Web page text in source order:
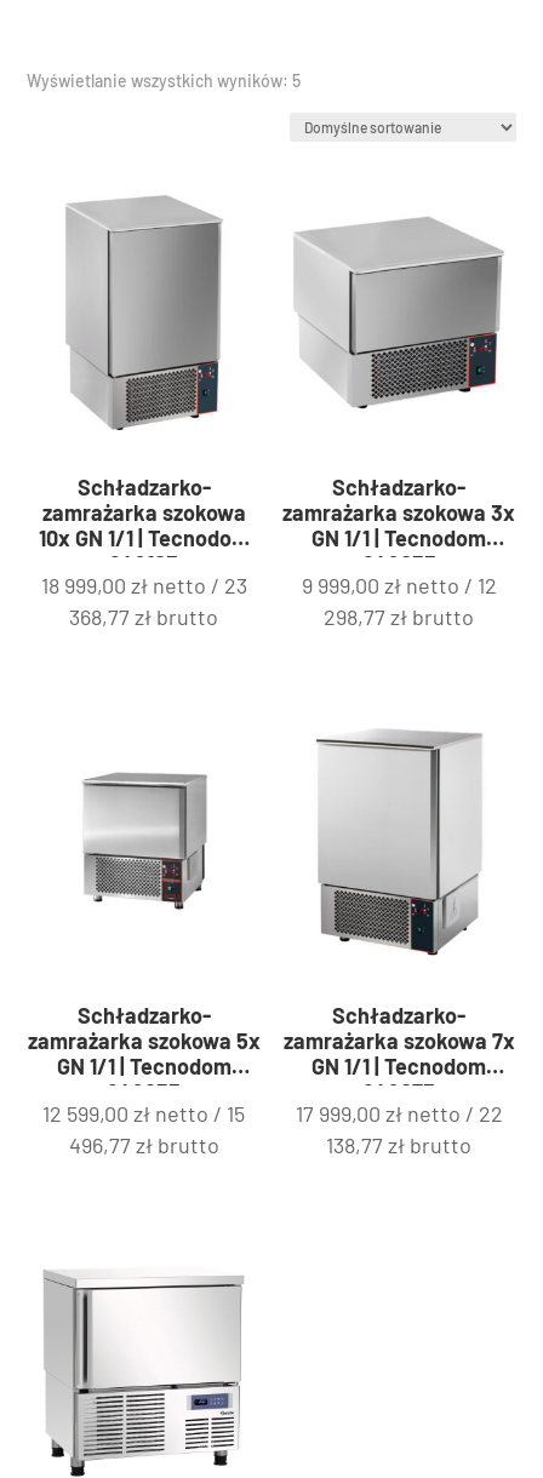
Wyświetlanie wszystkich wyników: 5
Schładzarko-
zamrażarka szokowa
10x GN 1/1 | Tecnodom
849103
18 999,00 zł netto / 23
368,77zł brutto
Schładzarko-
zamrażarka szokowa 3x
GN 1/1 | Tecnodom
849033
9 999,00 zł netto / 12
298,77zł brutto
Schładzarko-
zamrażarka szokowa 5x
GN 1/1 | Tecnodom
849053
12 599,00zł netto / 15
496,77 złbrutto
Schładzarko-
zamrażarka szokowa 7x
GN 1/1 | Tecnodom
849073
17 999,00 zł netto / 22
138,77zł brutto